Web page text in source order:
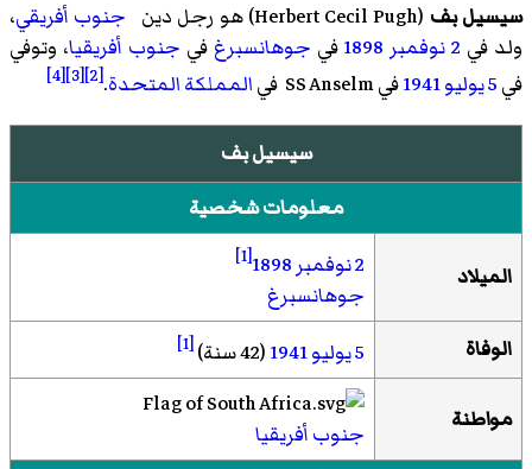
سيسيل بف (
Herbert Cecil Pugh)‏ هو رجل دين جنوب أفريقي،
ولد في 2 نوفمبر 1898في جوهانسبرغ في جنوب أفريقيا، وتوفي
في5 يوليو 1941في SS Anselm في المملكة المتحدة.
[2]
[3]
[4]
سيسيل بف
معلومات شخصية
الميلاد 2 نوفمبر 1898
[1]
جوهانسبرغ
الوفاة
5 يوليو 1941(42 سنة) [1]
مواطنة
جنوب أفريقيا